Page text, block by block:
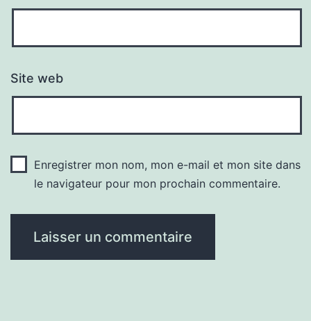
Site web
Enregistrer mon nom, mon e-mail et mon site dans
le navigateur pour mon prochain commentaire.